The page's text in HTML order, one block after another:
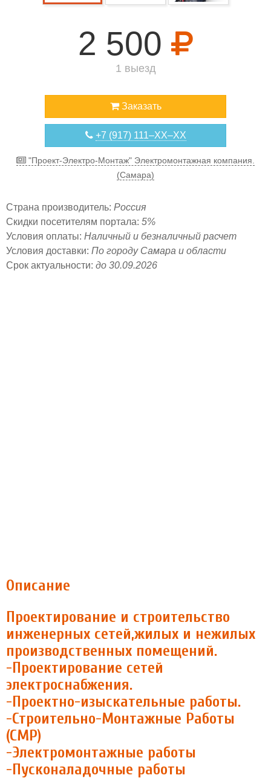
2 500
1 выезд
Заказать
+7 (917) 111–XX–XX
"Проект-Электро-Монтаж" Электромонтажная компания.
(Самара)
Страна производитель: Россия
Скидки посетителям портала: 5%
Условия оплаты: Наличный и безналичный расчет
Условия доставки: По городу Самара и области
Срок актуальности: до 30.09.2026
Описание
Проектирование и строительство
инженерных сетей,жилых и нежилых
производственных помещений.
-Проектирование сетей
электроснабжения.
-Проектно-изыскательные работы.
-Строительно-Монтажные Работы
(СМР)
-Электромонтажные работы
-Пусконаладочные работы